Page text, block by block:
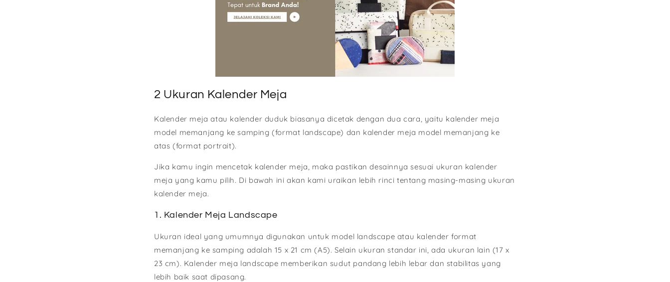
2 Ukuran Kalender Meja
Kalender meja atau kalender duduk biasanya dicetak dengan dua cara, yaitu kalender meja
model memanjang ke samping (format landscape) dan kalender meja model memanjang ke
atas (format portrait).
Jika kamu ingin mencetak kalender meja, maka pastikan desainnya sesuai ukuran kalender
meja yang kamu pilih. Di bawah ini akan kami uraikan lebih rinci tentang masing-masing ukuran
kalender meja.
1. Kalender Meja Landscape
Ukuran ideal yang umumnya digunakan untuk model landscape atau kalender format
memanjang ke samping adalah 15 x 21 cm (A5). Selain ukuran standar ini, ada ukuran lain (17 x
23 cm). Kalender meja landscape memberikan sudut pandang lebih lebar dan stabilitas yang
lebih baik saat dipasang.